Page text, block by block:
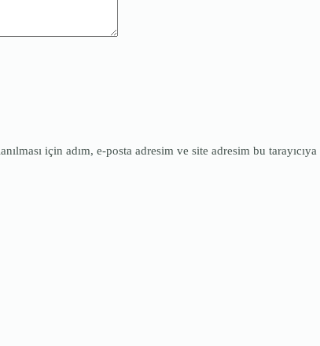
için adım, e-posta adresim ve site adresim bu tarayıcıya